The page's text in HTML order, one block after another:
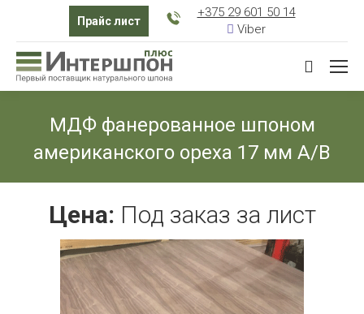
Прайс лист
+375 29 601 50 14
Viber
Поиск:
МДФ фанерованное шпоном
американского ореха 17 мм А/В
Цена: Под заказ за лист